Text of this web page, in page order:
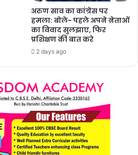
अरुण साव का कांग्रेस पर
हमला: बोले- पहले अपने नेताओं
का विवाद सुलझाए, फिर
प्रशिक्षण की बात करे
2 days ago